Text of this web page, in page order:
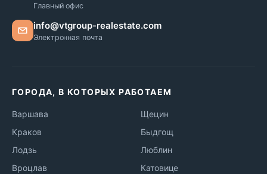
Главный офис
info@vtgroup-realestate.com
Электронная почта
ГОРОДА, В КОТОРЫХ РАБОТАЕМ
Варшава
Краков
Лодзь
Вроцлав
Щецин
Быдгощ
Люблин
Катовице